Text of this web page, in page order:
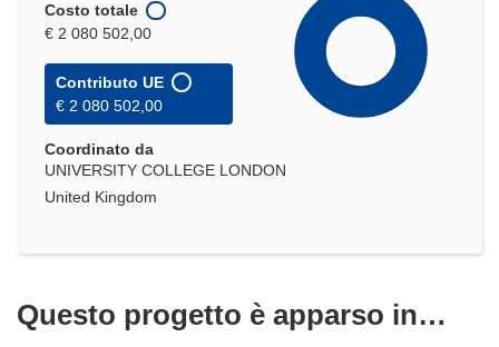
Costo totale
€ 2 080 502,00
Contributo UE
€ 2 080 502,00
Coordinato da
UNIVERSITY COLLEGE LONDON
United Kingdom
Questo progetto è apparso in…